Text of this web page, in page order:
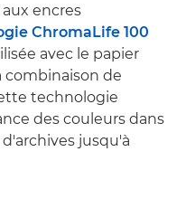
encres
ChromaLife 100
avec le papier
combinaison de
technologie
des couleurs dans
jusqu'à